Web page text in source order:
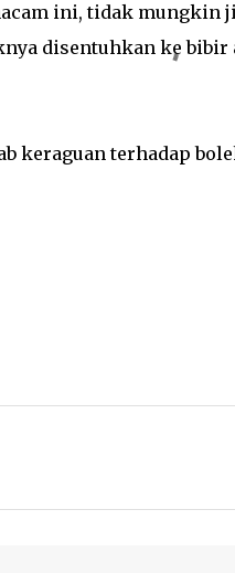
ini, tidak mungkin
disentuhkan ke
keraguan terhadap